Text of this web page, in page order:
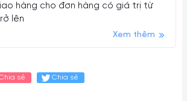
hàng cho đơn hàng có giá trị từ
lên
Xem thêm
sẻ Chia sẻ